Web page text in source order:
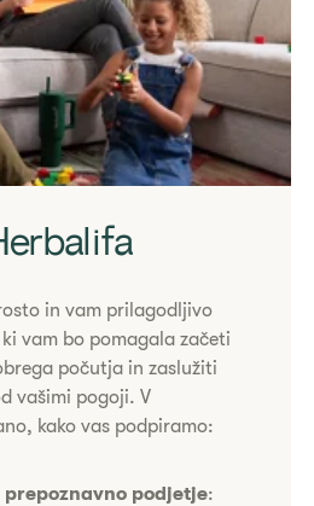
in vam prilagodljivo
vam bo pomagala začeti
počutja in zaslužiti
vašimi pogoji. V
kako vas podpiramo:
prepoznavno podjetje: